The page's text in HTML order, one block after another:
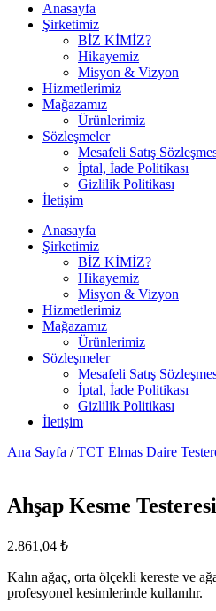
Anasayfa
Şirketimiz
BİZ KİMİZ?
Hikayemiz
Misyon & Vizyon
Hizmetlerimiz
Mağazamız
Ürünlerimiz
Sözleşmeler
Mesafeli Satış
İptal, İade Politikası
Gizlilik Politikası
İletişim
Anasayfa
Şirketimiz
BİZ KİMİZ?
Hikayemiz
Misyon & Vizyon
Hizmetlerimiz
Mağazamız
Ürünlerimiz
Sözleşmeler
Mesafeli Satış
İptal, İade Politikası
Gizlilik Politikası
İletişim
Ana Sayfa /TCT Elmas Daire
Ahşap Kesme Testeresi
2.861,04 ₺
Kalın ağaç, orta ölçekli kereste ve
profesyonel kesimlerinde kullanılır.